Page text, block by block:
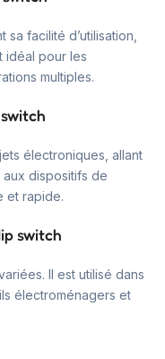
sa facilité d’utilisation,
idéal pour les
multiples.
électroniques, allant
dispositifs de
et rapide.
switch
Il est utilisé dans
électroménagers et